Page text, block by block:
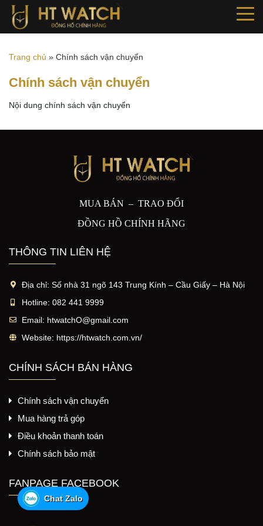
Trang chủ » Chính sách vận chuyển
Chính sách vận chuyển
Nội dung chính sách vận chuyển
MUA BÁN – TRAO ĐỔI
ĐỒNG HỒ CHÍNH HÃNG
THÔNG TIN LIÊN HỆ
Địa chỉ: Số nhà 31 ngõ 143 Trung Kính – Cầu Giấy – Hà Nội
Hotline: 082 441 9999
Email: htwatchO@gmail.com
Website: https://htwatch.com.vn/
CHÍNH SÁCH BÁN HÀNG
Chính sách vận chuyển
Mua hàng trả góp
Điều khoản thanh toán
Chính sách bảo mật
FANPAGE FACEBOOK
Chat Zalo